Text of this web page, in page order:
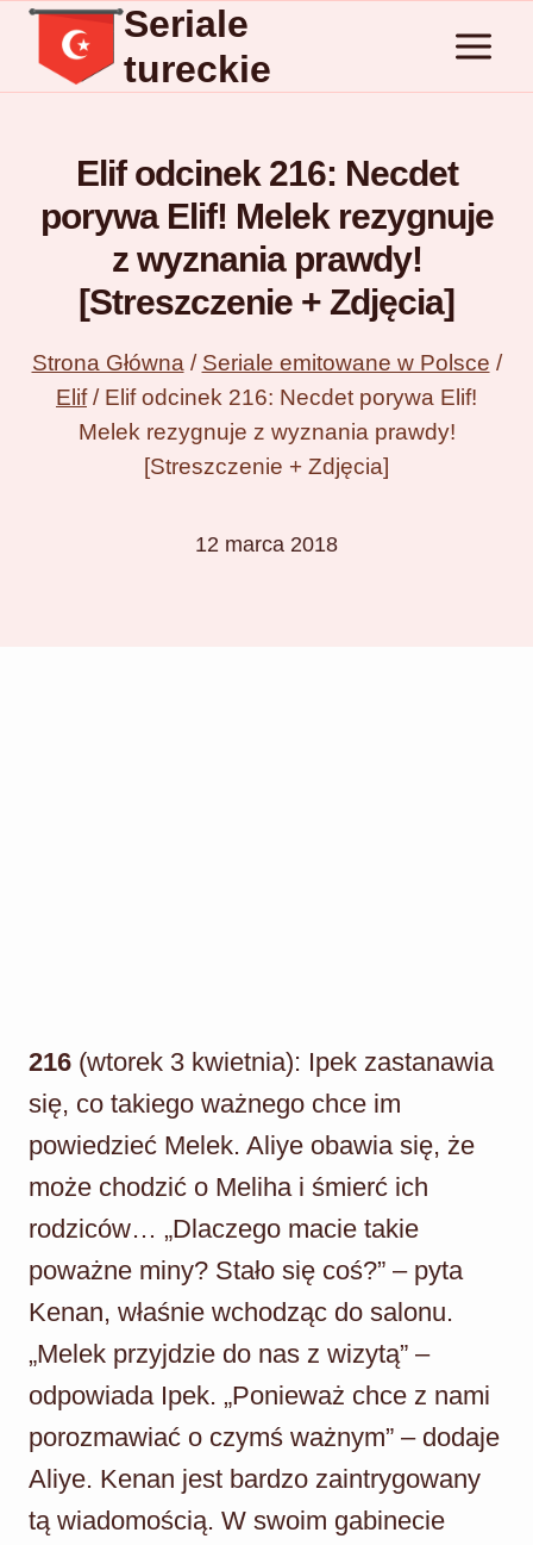
Przejdź
treści
Seriale
tureckie
Elif odcinek 216: Necdet
porywa Elif! Melek rezygnuje
z wyznania prawdy!
[Streszczenie + Zdjęcia]
Strona Główna / Seriale emitowane w Polsce /
Elif / Elif odcinek 216: Necdet porywa Elif!
Melek rezygnuje z wyznania prawdy!
[Streszczenie + Zdjęcia]
12 marca 2018
216 (wtorek 3 kwietnia): Ipek zastanawia
się, co takiego ważnego chce im
powiedzieć Melek. Aliye obawia się, że
może chodzić o Meliha i śmierć ich
rodziców… „Dlaczego macie takie
poważne miny? Stało się coś?” – pyta
Kenan, właśnie wchodząc do salonu.
„Melek przyjdzie do nas z wizytą” –
odpowiada Ipek. „Ponieważ chce z nami
porozmawiać o czymś ważnym” – dodaje
Aliye. Kenan jest bardzo zaintrygowany
tą wiadomością. W swoim gabinecie